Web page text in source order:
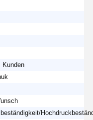
Kunden